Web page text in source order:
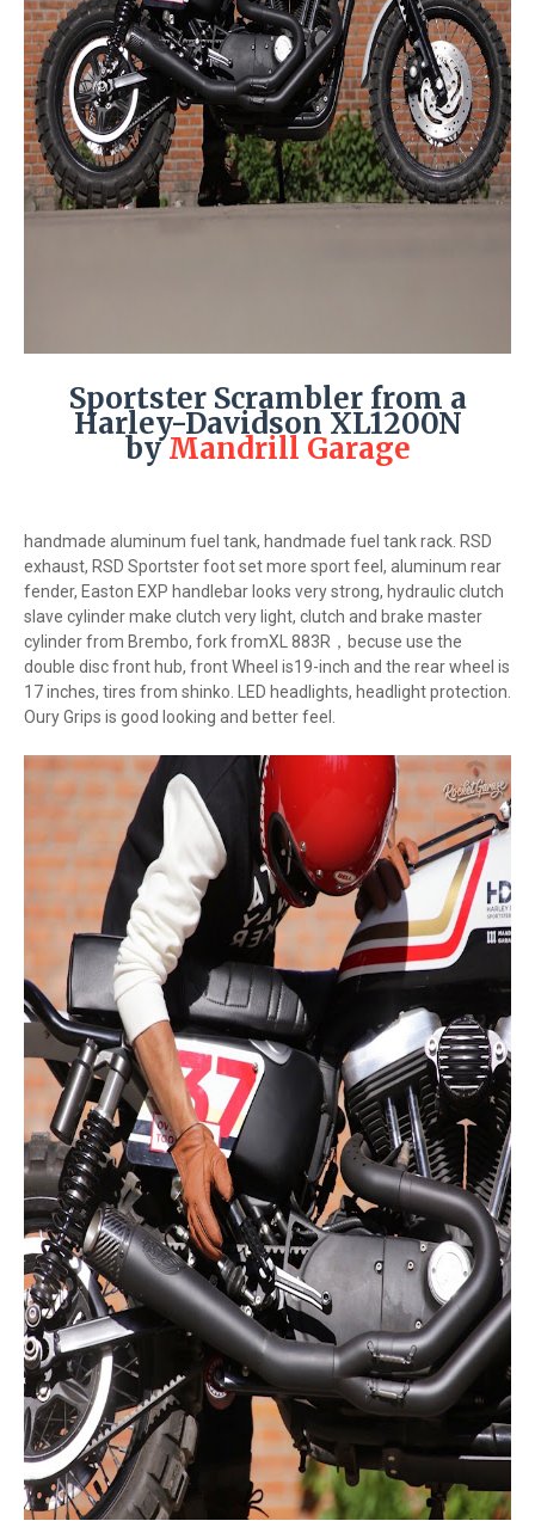
Sportster Scrambler from a
Harley-Davidson XL1200N
byMandrill Garage
handmade aluminum fuel tank, handmade fuel tank rack. RSD
exhaust, RSD Sportster foot set more sport feel, aluminum rear
fender, Easton EXP handlebar looks very strong, hydraulic clutch
slave cylinder make clutch very light, clutch and brake master
cylinder from Brembo, fork fromXL 883R，becuse use the
double disc front hub, front Wheel is19-inch and the rear wheel is
17 inches, tires from shinko. LED headlights, headlight protection.
Oury Grips is good looking and better feel.